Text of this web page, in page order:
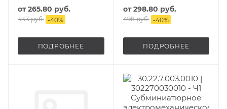
электромеханическое
двухрядное реле
от265.80 руб.
443 руб. -40%
ПОДРОБНЕЕ
электромеханическое
двухрядное реле
от298.80 руб.
498 руб. -40%
ПОДРОБНЕЕ